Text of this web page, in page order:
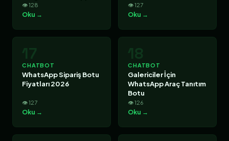
👁 128
Oku →
👁 127
Oku →
17
CHATBOT
WhatsApp Sipariş Botu
Fiyatları 2026
👁 127
Oku →
18
CHATBOT
Galericiler İçin
WhatsApp Araç Tanıtım
Botu
👁 126
Oku →